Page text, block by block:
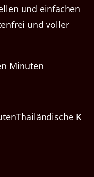
und einfachen
und voller
Minuten
K